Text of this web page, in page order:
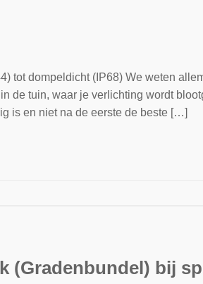
tot dompeldicht (IP68) We weten
de tuin, waar je verlichting wordt
is en niet na de eerste de beste […]
(Gradenbundel) bij